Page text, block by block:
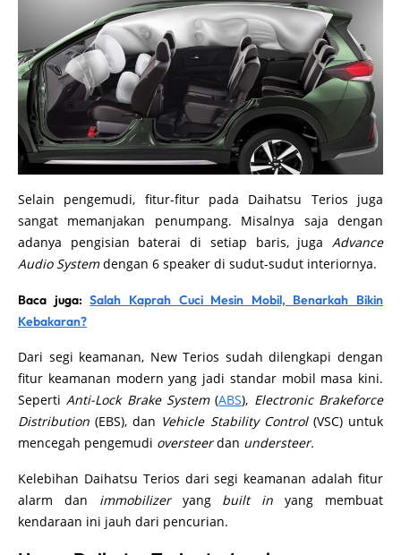
Selain pengemudi, fitur-fitur pada Daihatsu Terios juga
sangat memanjakan penumpang. Misalnya saja dengan
adanya pengisian baterai di setiap baris, juga Advance
Audio Systemdengan 6 speaker di sudut-sudut interiornya.
Baca juga:Salah Kaprah Cuci Mesin Mobil, Benarkah Bikin
Kebakaran?
Dari segi keamanan, New Terios sudah dilengkapi dengan
fitur keamanan modern yang jadi standar mobil masa kini.
SepertiAnti-Lock Brake System(ABS), Electronic Brakeforce
Distribution(EBS), dan Vehicle Stability Control (VSC) untuk
mencegah pengemudi oversteerdan understeer.
Kelebihan Daihatsu Terios dari segi keamanan adalah fitur
alarm dan immobilizer yang built in yang membuat
kendaraan ini jauh dari pencurian.